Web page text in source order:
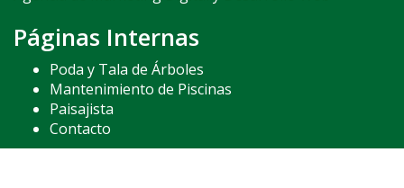
Páginas Internas
Poda y Tala de Árboles
Mantenimiento de Piscinas
Paisajista
Contacto